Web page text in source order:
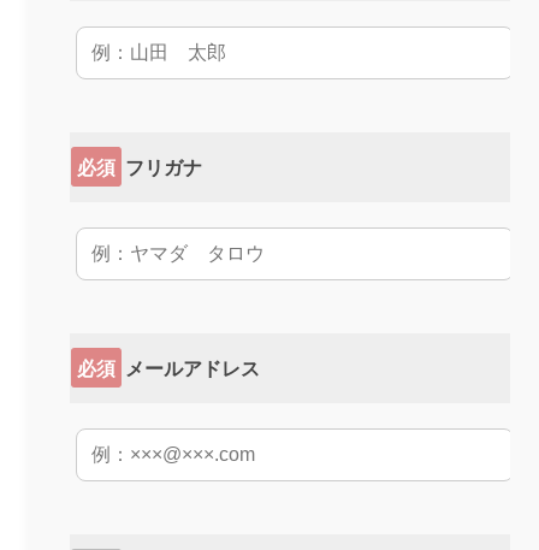
必須 フリガナ
必須 メールアドレス